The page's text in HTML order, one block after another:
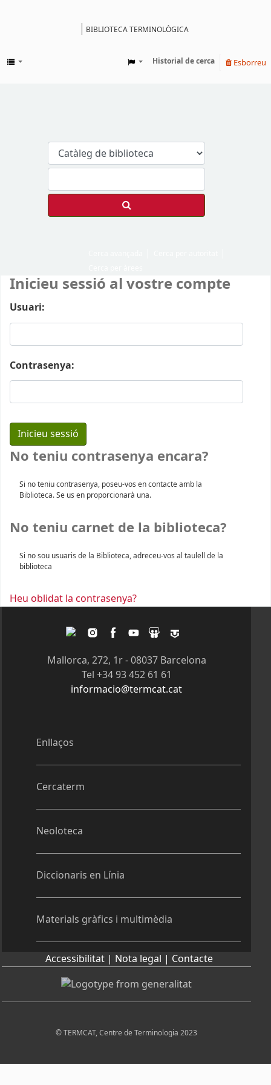
BIBLIOTECA TERMINOLÒGICA
Historial de cerca Esborreu
Inicieu sessió al vostre compte
Usuari:
Contrasenya:
No teniu contrasenya encara?
Si no teniu contrasenya, poseu-vos en contacte amb la
Biblioteca. Se us en proporcionarà una.
No teniu carnet de la biblioteca?
Si no sou usuaris de la Biblioteca, adreceu-vos al taulell de la
biblioteca
Heu oblidat la contrasenya?
Enllaços
Cercaterm
Neoloteca
Diccionaris en Línia
Materials gràfics i multimèdia
Mallorca, 272, 1r - 08037 Barcelona
Tel +34 93 452 61 61
informacio@termcat.cat
Accessibilitat | Nota legal | Contacte
© TERMCAT, Centre de Terminologia 2023